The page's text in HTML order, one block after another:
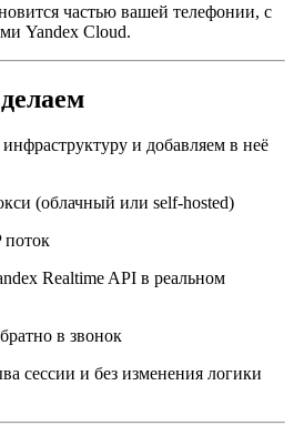
частью вашей телефонии, с
Yandex Cloud.
и добавляем в неё
(облачный или self-hosted)
поток
Realtime API в реальном
в звонок
сессии и без изменения логики